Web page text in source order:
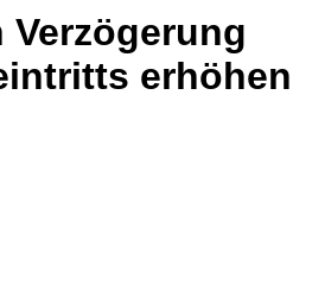
Verzögerung
erhöhen